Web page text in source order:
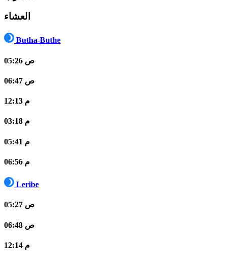
العشاء
Butha-Buthe
05:26 ص
06:47 ص
12:13 م
03:18 م
05:41 م
06:56 م
Leribe
05:27 ص
06:48 ص
12:14 م